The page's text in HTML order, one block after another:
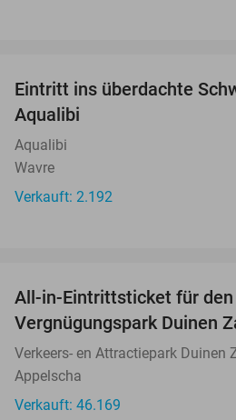
Eintritt ins überdachte
Aqualibi
Aqualibi
Wavre
Verkauft: 2.192
All-in-Eintrittsticket für den
Vergnügungspark Duinen
Verkeers- en Attractiepark Duinen
Appelscha
Verkauft: 46.169